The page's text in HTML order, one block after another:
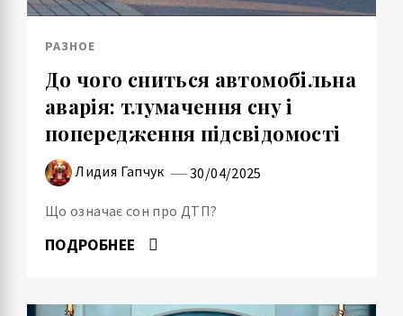
РАЗНОЕ
До чого сниться автомобільна
аварія: тлумачення сну і
попередження підсвідомості
Лидия Гапчук 30/04/2025
Що означає сон про ДТП?
ПОДРОБНЕЕ